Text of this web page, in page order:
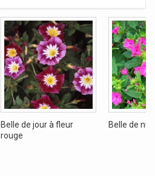
Belle de jour à fleur
rouge
Belle de